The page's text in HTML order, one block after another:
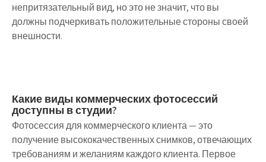
непритязательный вид, но это не значит, что вы
должны подчеркивать положительные стороны своей
внешности.
Какие виды коммерческих фотосессий
доступны в студии?
Фотосессия для коммерческого клиента — это
получение высококачественных снимков, отвечающих
требованиям и желаниям каждого клиента. Первое